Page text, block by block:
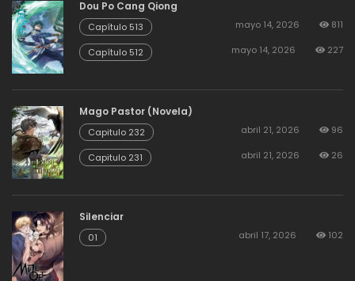
Dou Po Cang Qiong
Capítulo 513 mayo 14, 2026 811
Capítulo 512 mayo 14, 2026 227
Mago Pastor (Novela)
Capitulo 232 abril 21, 2026 96
Capitulo 231 abril 21, 2026 26
Silenciar
01 abril 17, 2026 102